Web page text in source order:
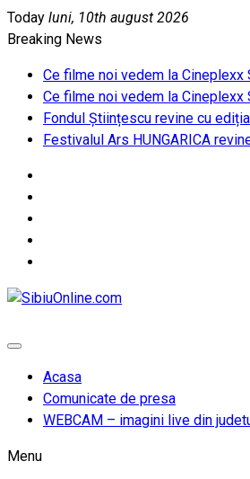
Skip
to
Today luni, 10th august 2026
Breaking News
Ce filme noi vedem la Cineplexx
Ce filme noi vedem la Cineplexx
Fondul Științescu revine cu
Festivalul Ars HUNGARICA
Acasa
Comunicate de presa
WEBCAM – imagini live din
Menu